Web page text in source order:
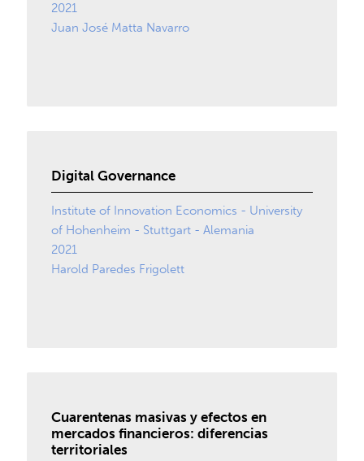
2021
Juan José Matta Navarro
Digital Governance
Institute of Innovation Economics - University
of Hohenheim - Stuttgart - Alemania
2021
Harold Paredes Frigolett
Cuarentenas masivas y efectos en
mercados financieros: diferencias
territoriales